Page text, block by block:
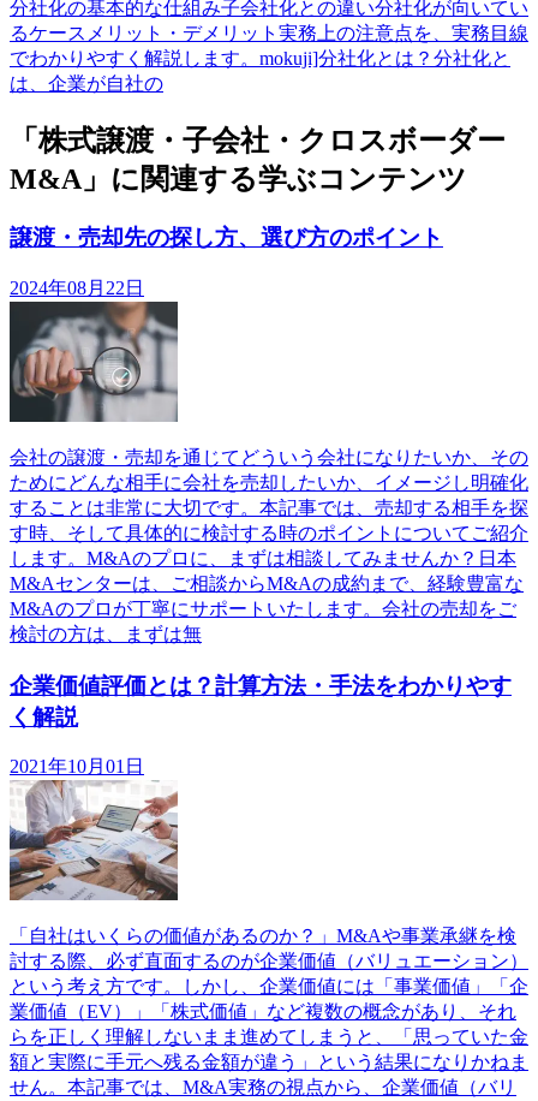
分社化の基本的な仕組み子会社化との違い分社化が向いてい
るケースメリット・デメリット実務上の注意点を、実務目線
でわかりやすく解説します。mokuji]分社化とは？分社化と
は、企業が自社の
「株式譲渡・子会社・クロスボーダー
M&A」に関連する学ぶコンテンツ
譲渡・売却先の探し方、選び方のポイント
2024年08月22日
会社の譲渡・売却を通じてどういう会社になりたいか、その
ためにどんな相手に会社を売却したいか、イメージし明確化
することは非常に大切です。本記事では、売却する相手を探
す時、そして具体的に検討する時のポイントについてご紹介
します。M&Aのプロに、まずは相談してみませんか？日本
M&Aセンターは、ご相談からM&Aの成約まで、経験豊富な
M&Aのプロが丁寧にサポートいたします。会社の売却をご
検討の方は、まずは無
企業価値評価とは？計算方法・手法をわかりやす
く解説
2021年10月01日
「自社はいくらの価値があるのか？」M&Aや事業承継を検
討する際、必ず直面するのが企業価値（バリュエーション）
という考え方です。しかし、企業価値には「事業価値」「企
業価値（EV）」「株式価値」など複数の概念があり、それ
らを正しく理解しないまま進めてしまうと、「思っていた金
額と実際に手元へ残る金額が違う」という結果になりかねま
せん。本記事では、M&A実務の視点から、企業価値（バリ